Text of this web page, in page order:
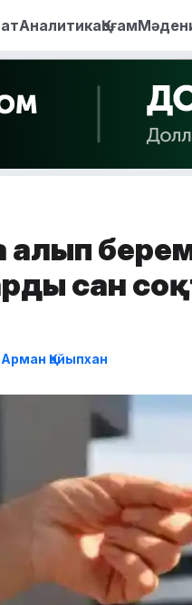
АналитикаҚоғам
алып
сан
Арман Қайыпхан